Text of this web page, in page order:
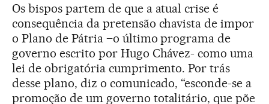
Os bispos partem de que a atual crise é
consequência da pretensão chavista de impor
o Plano de Pátria –o último programa de
governo escrito por Hugo Chávez- como uma
lei de obrigatória cumprimento. Por trás
desse plano, diz o comunicado, “esconde-se a
promoção de um governo totalitário, que põe